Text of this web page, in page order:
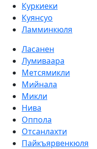
Куркиеки
Куянсуо
Ламминкюля
Ласанен
Лумиваара
Метсямикли
Мийнала
Микли
Нива
Оппола
Отсанлахти
Пайкъярвенкюля